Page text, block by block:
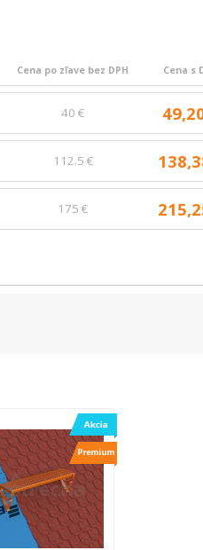
Cena po zľave bez DPH Cena s
40 €
112.5 €
175 €